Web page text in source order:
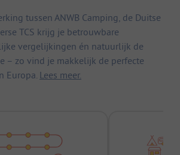
tussen ANWB Camping, de Duitse
TCS krijg je betrouwbare
vergelijkingen én natuurlijk de
– zo vind je makkelijk de perfecte
Europa. Lees meer.